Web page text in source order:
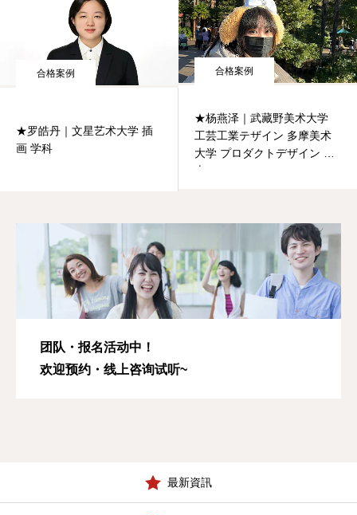
合格案例
★罗皓丹｜文星艺术大学 插
画 学科
合格案例
★杨燕泽｜武藏野美术大学
工芸工業テザイン 多摩美术
大学 プロダクトデザイン 修
士
团队・报名活动中！
欢迎预约・线上咨询试听~
最新資訊